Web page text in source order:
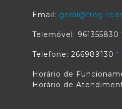
Email: geral@freg-
Telemóvel: 961355830
Telefone: 266989130
Horário de
Horário de